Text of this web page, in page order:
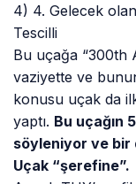
4) 4. Gelecek
Tescilli
Bu uçağa “300th
vaziyette ve
konusu uçak da
yaptı. Bu uçağın
söyleniyor ve bir
Uçak “şerefine”.